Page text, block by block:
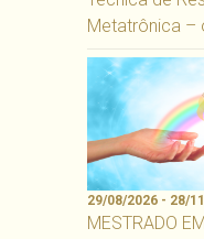
Metatrônica –
29/08/2026 - 28/
MESTRADO